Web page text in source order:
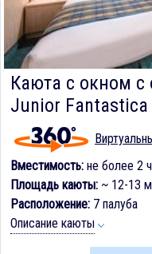
Каюта с окном
Junior Fantastica
Вместимость: не более 2
Площадь каюты: ~ 12-13 м
Расположение: 7 палуба
Описание каюты